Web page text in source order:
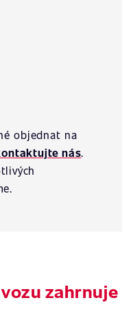
objednat na
nás.
zahrnuje